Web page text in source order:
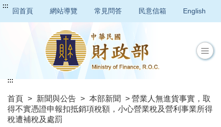
:::
回首頁 網站導覽 常見問答 民意信箱 English
首頁 > 新聞與公告 > 本部新聞
> 營業人無進貨事實，取
得不實憑證申報扣抵銷項稅額，小心營業稅及營利事業所得
稅遭補稅及處罰
:::